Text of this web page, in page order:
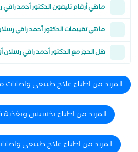
ما هي أرقام تليفون الدكتور أحمد
ما هي تقييمات الدكتور أحمد راقي
هل الحجز مع الدكتور أحمد راقي رسلان
المزيد من اطباء علاج طبيعي واصابات
المزيد من اطباء تخسيس وتغذية
المزيد من اطباء علاج طبيعي